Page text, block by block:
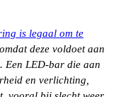
is legaal om te
deze voldoet aan
Een LED-bar die aan
en verlichting,